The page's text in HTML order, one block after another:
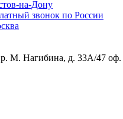
на-Дону
звонок по России
М. Нагибина, д. 33А/47 оф.